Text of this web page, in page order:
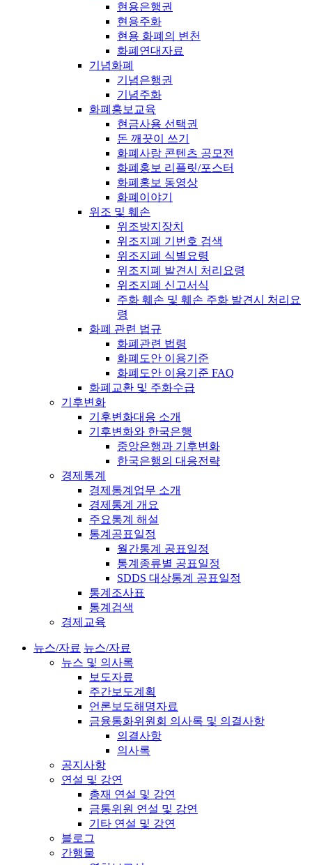
현용은행권
현용주화
현용 화폐의 변천
화폐연대자료
기념화폐
기념은행권
기념주화
화폐홍보교육
현금사용 선택권
돈 깨끗이 쓰기
화폐사랑 콘텐츠 공모전
화폐홍보 리플릿/포스터
화폐홍보 동영상
화폐이야기
위조 및 훼손
위조방지장치
위조지폐 기번호 검색
위조지폐 식별요령
위조지폐 발견시 처리요령
위조지폐 신고서식
주화 훼손 및 훼손 주화 발견시 처리요
령
화폐 관련 법규
화폐관련 법령
화폐도안 이용기준
화폐도안 이용기준 FAQ
화폐교환 및 주화수급
기후변화
기후변화대응 소개
기후변화와 한국은행
중앙은행과 기후변화
한국은행의 대응전략
경제통계
경제통계업무 소개
경제통계 개요
주요통계 해설
통계공표일정
월간통계 공표일정
통계종류별 공표일정
SDDS 대상통계 공표일정
통계조사표
통계검색
경제교육
뉴스/자료 뉴스/자료
뉴스 및 의사록
보도자료
주간보도계획
언론보도해명자료
금융통화위원회 의사록 및 의결사항
의결사항
의사록
공지사항
연설 및 강연
총재 연설 및 강연
금통위원 연설 및 강연
기타 연설 및 강연
블로그
간행물